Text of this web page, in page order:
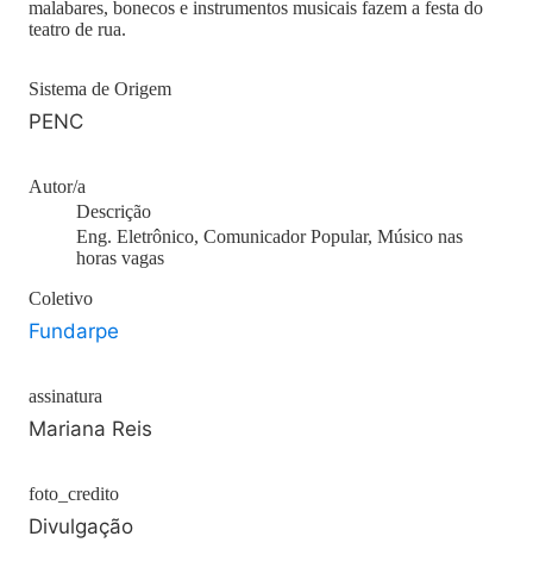
malabares, bonecos e instrumentos musicais fazem a festa do
teatro de rua.
Sistema de Origem
PENC
Autor/a
Descrição
Eng. Eletrônico, Comunicador Popular, Músico nas
horas vagas
Coletivo
Fundarpe
assinatura
Mariana Reis
foto_credito
Divulgação